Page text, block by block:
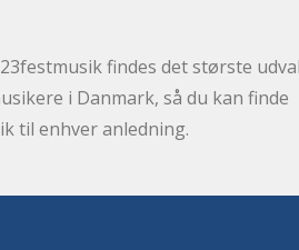
findes det største
i Danmark, så du kan finde
til enhver anledning.